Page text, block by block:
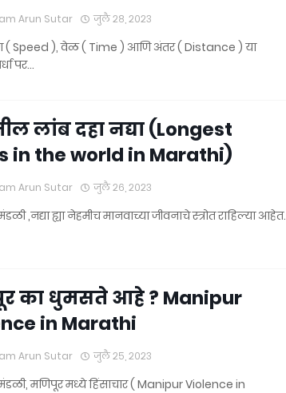
Arun Sutar जुलै २८, २०२३
( Speed ), वेळ ( Time ) आणि अंतर ( Distance ) या
पर…
लांब दहा नद्या (Longest
in the world in Marathi)
Arun Sutar जुलै २६, २०२३
,नद्या ह्या नेहमीच मानवाच्या जीवनाचे स्त्रोत राहिल्या आहेत.
का धुमसते आहे ? Manipur
in Marathi
Arun Sutar जुलै २५, २०२३
मणिपूर मध्ये हिंसाचार ( Manipur Violence in